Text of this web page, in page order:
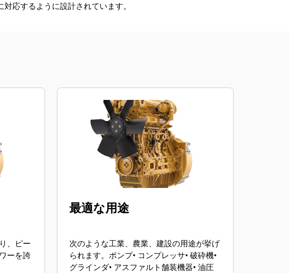
応するように設計されています。
、ピー
ーを誇
最適な用途
次のような工業、農業、建設の用途が挙げ
られます。ポンプ• コンプレッサ• 破砕機•
グラインダ• アスファルト舗装機器• 油圧